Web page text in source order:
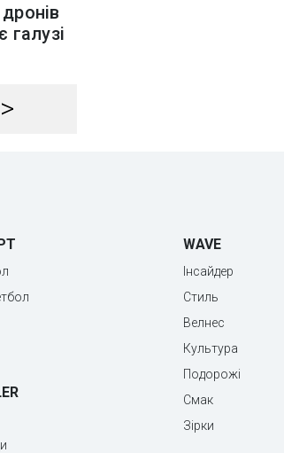
>
WAVE
Інсайдер
Стиль
Велнес
Культура
Подорожі
Смак
Зірки